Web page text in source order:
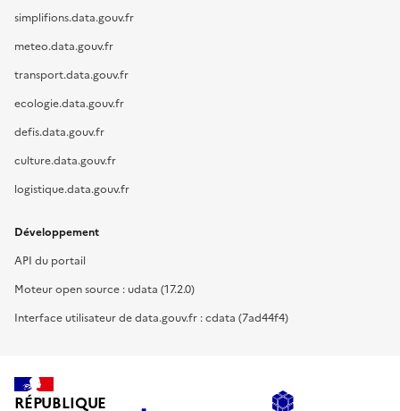
simplifions.data.gouv.fr
meteo.data.gouv.fr
transport.data.gouv.fr
ecologie.data.gouv.fr
defis.data.gouv.fr
culture.data.gouv.fr
logistique.data.gouv.fr
Développement
API du portail
Moteur open source : udata (17.2.0)
Interface utilisateur de data.gouv.fr : cdata (7ad44f4)
RÉPUBLIQUE